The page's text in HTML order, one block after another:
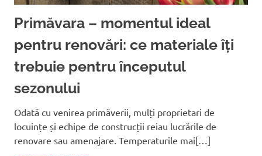
Primăvara – momentul ideal
pentru renovări: ce materiale îți
trebuie pentru începutul
sezonului
Odată cu venirea primăverii, mulți proprietari de
locuințe și echipe de construcții reiau lucrările de
renovare sau amenajare. Temperaturile mai[…]